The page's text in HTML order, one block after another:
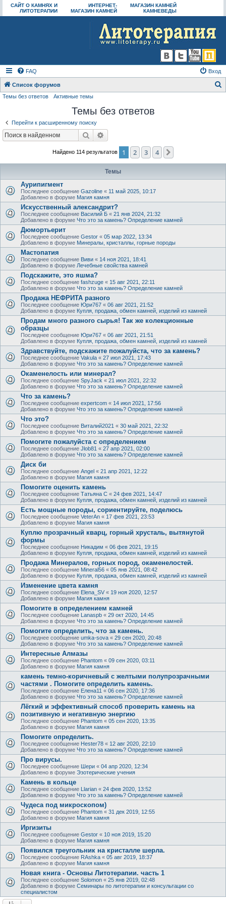
САЙТ О КАМНЯХ И
ЛИТОТЕРАПИИ
ИНТЕРНЕТ-
МАГАЗИН КАМНЕЙ
МАГАЗИН КАМНЕЙ
КАМНЕВЕДЫ
FAQ Вход
Список форумов
Темы без ответов Активные темы
Темы без ответов
Перейти к расширенному поиску
Поиск
Найдено 114 результатов 1 2 3 4
Темы
Аурипигмент
Последнее сообщение Gazoline « 11 май 2025, 10:17
Добавлено в форуме Магия камня
Искусственный александрит?
Последнее сообщение Василий Б « 21 янв 2024, 21:32
Добавлено в форуме Что это за камень? Определение камней
Дюмортьерит
Последнее сообщение Gestor « 05 мар 2022, 13:34
Добавлено в форуме Минералы, кристаллы, горные породы
Мастопатия
Последнее сообщение Виви « 14 ноя 2021, 18:41
Добавлено в форуме Лечебные свойства камней
Подскажите, это яшма?
Последнее сообщение fashzuge « 15 авг 2021, 22:11
Добавлено в форуме Что это за камень? Определение камней
Продажа НЕФРИТА разного
Последнее сообщение Юри767 « 06 авг 2021, 21:52
Добавлено в форуме Купля, продажа, обмен камней, изделий из камней
Продам много разного сырья! Так же колекционные
образцы
Последнее сообщение Юри767 « 06 авг 2021, 21:51
Добавлено в форуме Купля, продажа, обмен камней, изделий из камней
Здравствуйте, подскажите пожалуйста, что за камень?
Последнее сообщение Vakula « 27 июл 2021, 17:43
Добавлено в форуме Что это за камень? Определение камней
Окаменелость или минерал?
Последнее сообщение SpyJack « 21 июл 2021, 22:32
Добавлено в форуме Что это за камень? Определение камней
Что за камень?
Последнее сообщение expertcom « 14 июл 2021, 17:56
Добавлено в форуме Что это за камень? Определение камней
Что это?
Последнее сообщение Виталий2021 « 30 май 2021, 22:32
Добавлено в форуме Что это за камень? Определение камней
Помогите пожалуйста с определением
Последнее сообщение Jlob81 « 27 апр 2021, 02:00
Добавлено в форуме Что это за камень? Определение камней
Диск би
Последнее сообщение Angel « 21 апр 2021, 12:22
Добавлено в форуме Магия камня
Помогите оценить камень
Последнее сообщение Татьяна С « 24 фев 2021, 14:47
Добавлено в форуме Купля, продажа, обмен камней, изделий из камней
Есть мощные породы, сориентируйте, поделюсь
Последнее сообщение VeterAn « 17 фев 2021, 23:53
Добавлено в форуме Магия камня
Куплю прозрачный кварц, горный хрусталь, вытянутой
формы
Последнее сообщение Никадим « 06 фев 2021, 19:15
Добавлено в форуме Купля, продажа, обмен камней, изделий из камней
Продажа Минералов, горных пород, окаменелостей.
Последнее сообщение Mineral56 « 05 янв 2021, 08:42
Добавлено в форуме Купля, продажа, обмен камней, изделий из камней
Изменение цвета камня
Последнее сообщение Elena_SV « 19 ноя 2020, 12:57
Добавлено в форуме Магия камня
Помогите в определением камней
Последнее сообщение Lanaspb « 29 окт 2020, 14:45
Добавлено в форуме Что это за камень? Определение камней
Помогите определить, что за камень.
Последнее сообщение umka-sova « 29 сен 2020, 20:48
Добавлено в форуме Что это за камень? Определение камней
Интересные Алмазы
Последнее сообщение Phantom « 09 сен 2020, 03:11
Добавлено в форуме Магия камня
камень темно-коричневый с желтыми полупрозрачными
частями . Помогите определить камень.
Последнее сообщение Елена11 « 06 сен 2020, 17:36
Добавлено в форуме Что это за камень? Определение камней
Лёгкий и эффективный способ проверить камень на
позитивную и негативную энергию
Последнее сообщение Phantom « 05 сен 2020, 13:35
Добавлено в форуме Магия камня
Помогите определить.
Последнее сообщение Hester78 « 12 авг 2020, 22:10
Добавлено в форуме Что это за камень? Определение камней
Про вирусы.
Последнее сообщение Шери « 04 апр 2020, 12:34
Добавлено в форуме Эзотерические учения
Камень в кольце
Последнее сообщение Llarian « 24 фев 2020, 13:52
Добавлено в форуме Что это за камень? Определение камней
Чудеса под микроскопом)
Последнее сообщение Phantom « 31 дек 2019, 12:55
Добавлено в форуме Магия камня
Иргизиты
Последнее сообщение Gestor « 10 ноя 2019, 15:20
Добавлено в форуме Магия камня
Появился треугольник на кристалле шерла.
Последнее сообщение RAshka « 05 авг 2019, 18:37
Добавлено в форуме Магия камня
Новая книга - Основы Литотерапии. часть 1
Последнее сообщение Solomon « 25 янв 2019, 02:48
Добавлено в форуме Семинары по литотерапии и консультации со
специалистом